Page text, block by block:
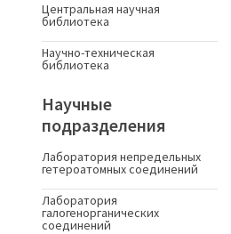
Центральная научная
библиотека
Научно-техническая
библиотека
Научные
подразделения
Лаборатория непредельных
гетероатомных соединений
Лаборатория
галогенорганических
соединений